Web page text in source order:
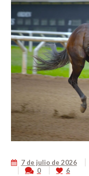
7 de julio de 2026
0
6